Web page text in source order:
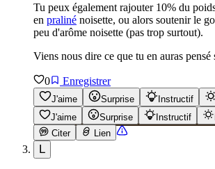
Tu peux également rajouter 10% du
en praliné noisette, ou alors soutenir le
peu d'arôme noisette (pas trop surtout).
Viens nous dire ce que tu en auras
0 Enregistrer
J'aime Surprise Instructif
J'aime
Surprise Instructif
Citer
Lien
L